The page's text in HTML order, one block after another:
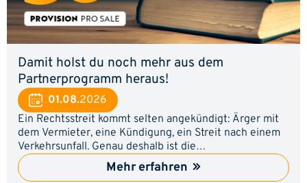
Damit holst du noch mehr aus dem
Partnerprogramm heraus!
01.08.2026
Ein Rechtsstreit kommt selten angekündigt: Ärger mit
dem Vermieter, eine Kündigung, ein Streit nach einem
Verkehrsunfall. Genau deshalb ist die
Rechtsschutzversicherung für viele ein Thema, an dem
sie irgendwann nicht vorbeikommen. Zeig deinen
Mehr erfahren